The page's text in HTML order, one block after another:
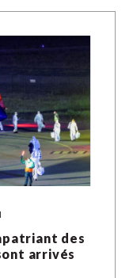
des
arrivés